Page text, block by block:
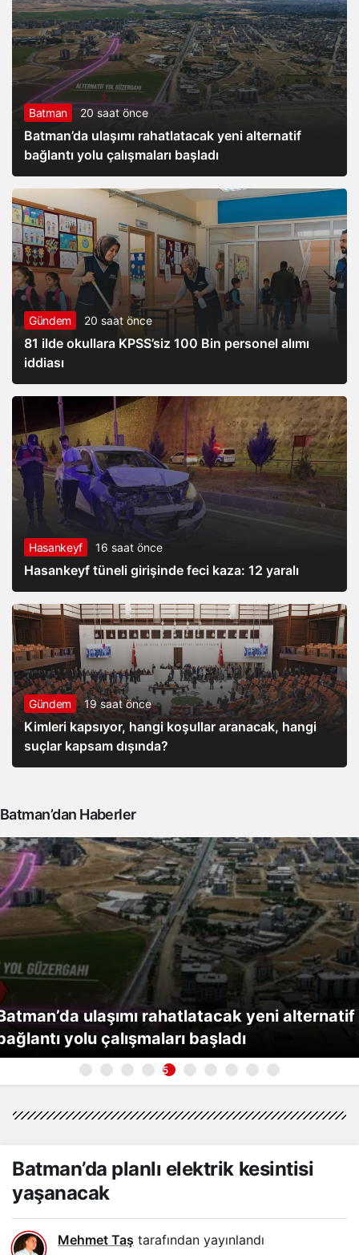
Batman 20 saat önce
Batman’da ulaşımı rahatlatacak yeni alternatif
bağlantı yolu çalışmaları başladı
Gündem 20 saat önce
81 ilde okullara KPSS’siz 100 Bin personel alımı
iddiası
Hasankeyf 16 saat önce
Hasankeyf tüneli girişinde feci kaza: 12 yaralı
Gündem 19 saat önce
Kimleri kapsıyor, hangi koşullar aranacak, hangi
suçlar kapsam dışında?
Batman’dan Haberler
ulaşımı rahatlatacak yeni alternatif
yolu çalışmaları başladı
5
Batman’da planlı elektrik kesintisi
yaşanacak
Mehmet Taş tarafından yayınlandı